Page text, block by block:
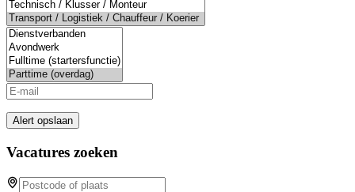
Alert opslaan
Vacatures zoeken